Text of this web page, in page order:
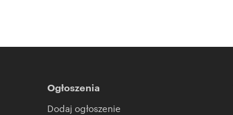
Ogłoszenia
Dodaj ogłoszenie